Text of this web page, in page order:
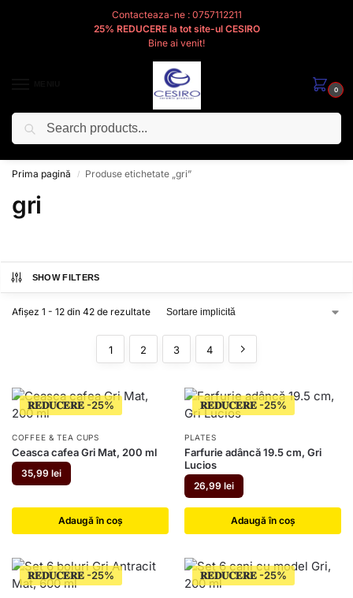
Contacteaza-ne : 0757112211
25% REDUCERE la tot site-ul CESIRO
Bine ai venit!
0
Cesiro
Prima pagină / Produse etichetate „gri”
gri
SHOW FILTERS
Afișez 1 - 12 din 42 de rezultate
1 2 3 4
𝐑𝐄𝐃𝐔𝐂𝐄𝐑𝐄
COFFEE & TEA CUPS
Ceasca cafea Gri Mat, 200 ml
35,99 lei
Adaugă în coș
𝐑𝐄𝐃𝐔𝐂𝐄𝐑𝐄
PLATES
Farfurie adâncă 19.5 cm, Gri
Lucios
26,99 lei
Adaugă în coș
𝐑𝐄𝐃𝐔𝐂𝐄𝐑𝐄 𝐑𝐄𝐃𝐔𝐂𝐄𝐑𝐄